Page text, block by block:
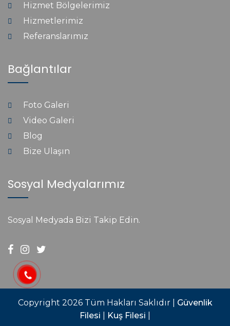
Hizmet Bölgelerimiz
Hizmetlerimiz
Referanslarımız
Bağlantılar
Foto Galeri
Video Galeri
Blog
Bize Ulaşın
Sosyal Medyalarımız
Sosyal Medyada Bizi Takip Edin.
Copyright 2026 Tüm Hakları Saklıdır | Güvenlik
Filesi
Kuş Filesi